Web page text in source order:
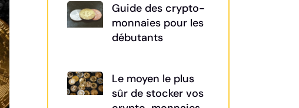
Guide des crypto-
monnaies pour les
débutants
Le moyen le plus
sûr de stocker vos